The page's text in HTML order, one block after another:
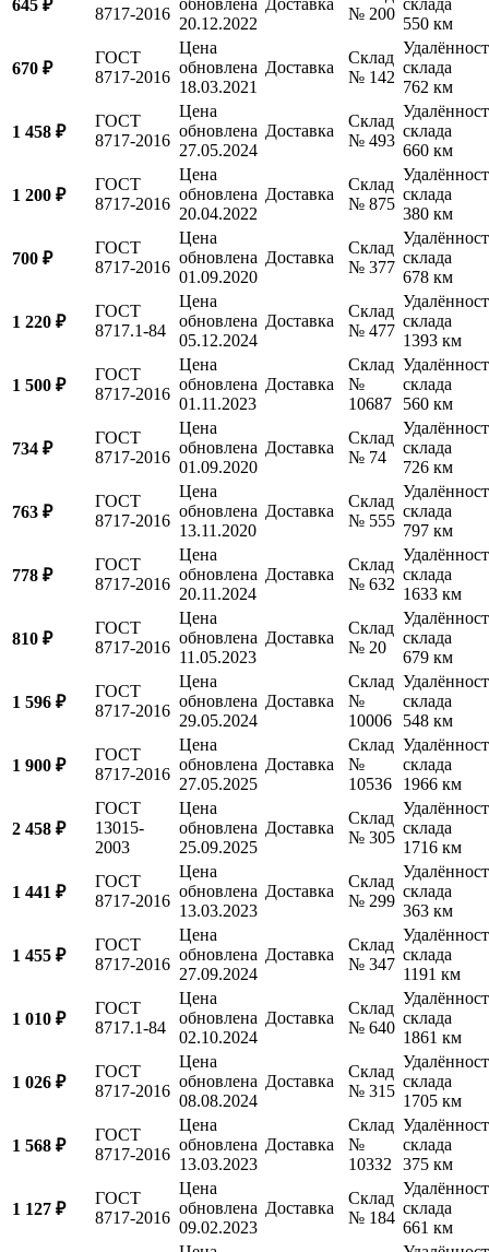
645 ₽
8717-2016
20.12.2022
№ 200
550 км
670 ₽
ГОСТ
8717-2016
Цена
обновлена
18.03.2021
Доставка
Склад
№ 142
склада
762 км
1 458 ₽
ГОСТ
8717-2016
Цена
обновлена
27.05.2024
Доставка
Склад
№ 493
склада
660 км
1 200 ₽
ГОСТ
8717-2016
Цена
обновлена
20.04.2022
Доставка
Склад
№ 875
склада
380 км
700 ₽
ГОСТ
8717-2016
Цена
обновлена
01.09.2020
Доставка
Склад
№ 377
склада
678 км
1 220 ₽
ГОСТ
8717.1-84
Цена
обновлена
05.12.2024
Доставка
Склад
№ 477
склада
1393 км
1 500 ₽
ГОСТ
8717-2016
Цена
обновлена
01.11.2023
Доставка
Склад
№
10687
склада
560 км
734 ₽
ГОСТ
8717-2016
Цена
обновлена
01.09.2020
Доставка
Склад
№ 74
склада
726 км
763 ₽
ГОСТ
8717-2016
Цена
обновлена
13.11.2020
Доставка
Склад
№ 555
склада
797 км
778 ₽
ГОСТ
8717-2016
Цена
обновлена
20.11.2024
Доставка
Склад
№ 632
склада
1633 км
810 ₽
ГОСТ
8717-2016
Цена
обновлена
11.05.2023
Доставка
Склад
№ 20
склада
679 км
1 596 ₽
ГОСТ
8717-2016
Цена
обновлена
29.05.2024
Доставка
Склад
№
10006
склада
548 км
1 900 ₽
ГОСТ
8717-2016
Цена
обновлена
27.05.2025
Доставка
Склад
№
10536
склада
1966 км
2 458 ₽
ГОСТ
13015-
2003
Цена
обновлена
25.09.2025
Доставка
Склад
№ 305
склада
1716 км
1 441 ₽
ГОСТ
8717-2016
Цена
обновлена
13.03.2023
Доставка
Склад
№ 299
склада
363 км
1 455 ₽
ГОСТ
8717-2016
Цена
обновлена
27.09.2024
Доставка
Склад
№ 347
склада
1191 км
1 010 ₽
ГОСТ
8717.1-84
Цена
обновлена
02.10.2024
Доставка
Склад
№ 640
склада
1861 км
1 026 ₽
ГОСТ
8717-2016
Цена
обновлена
08.08.2024
Доставка
Склад
№ 315
склада
1705 км
1 568 ₽
ГОСТ
8717-2016
Цена
обновлена
13.03.2023
Доставка
Склад
№
10332
склада
375 км
1 127 ₽
ГОСТ
8717-2016
Цена
обновлена
09.02.2023
Доставка
Склад
№ 184
склада
661 км